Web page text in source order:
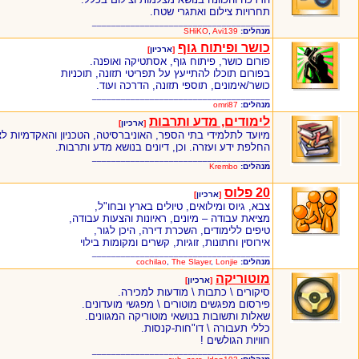
תחרויות צילום ואתגרי שטח.
מנהלים:
SHiKO Avi139
כושר ופיתוח גוף [ארכיון]
פורום כושר, פיתוח גוף, אסתטיקה ואופנה.
בפורום תוכלו להתייעץ על תפריטי תזונה, תוכניות
כושר/אימונים, תוספי תזונה, הדרכה ועוד.
מנהלים: omri87
לימודים, מדע ותרבות [ארכיון]
מיועד לתלמידי בתי הספר, האוניברסיטה, הטכניון והאקדמיות
החלפת ידע ועזרה. וכן, דיונים בנושא מדע ותרבות.
מנהלים: Krembo
20 פלוס [ארכיון]
צבא, גיוס ומילואים, טיולים בארץ ובחו"ל,
מציאת עבודה – מיונים, ראיונות והצעות עבודה,
טיפים ללימודים, השכרת דירה, היכן לגור,
אירוסין וחתונות, זוגיות, קשרים ומקומות בילוי
מנהלים:
cochilao The Slayer, Lonjie
מוטוריקה [ארכיון]
סיקורים \ כתבות \ מודעות למכירה.
פירסום מפגשים מוטורים \ מפגשי מועדונים.
שאלות ותשובות בנושאי מוטוריקה המגוונים.
כללי תעבורה \ דו"חות-קנסות.
חוויות הגולשים !